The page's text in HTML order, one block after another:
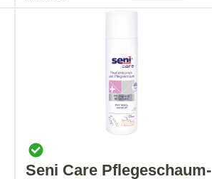
Seni Care Pflegeschaum-